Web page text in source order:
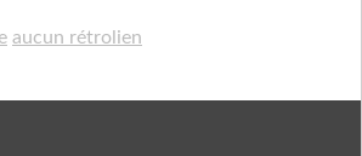
aucun rétrolien